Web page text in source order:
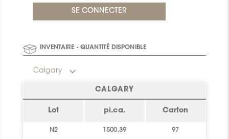
INVENTAIRE - QUANTITÉ DISPONIBLE
Calgary
CALGARY
Lot pi.ca. Carton
N2 1500,39 97